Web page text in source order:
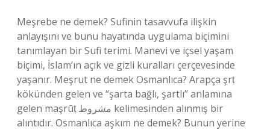
Meşrebe ne demek? Sufinin tasavvufa ilişkin
anlayışını ve bunu hayatında uygulama biçimini
tanımlayan bir Sufi terimi. Manevi ve içsel yaşam
biçimi, İslam’ın açık ve gizli kuralları çerçevesinde
yaşanır. Meşrut ne demek Osmanlıca? Arapça şrṭ
kökünden gelen ve “şarta bağlı, şartlı” anlamına
gelen maşrūṭ مشروط kelimesinden alınmış bir
alıntıdır. Osmanlıca aşkım ne demek? Bunun yerine